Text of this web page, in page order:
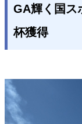
GA輝く国ス
杯獲得